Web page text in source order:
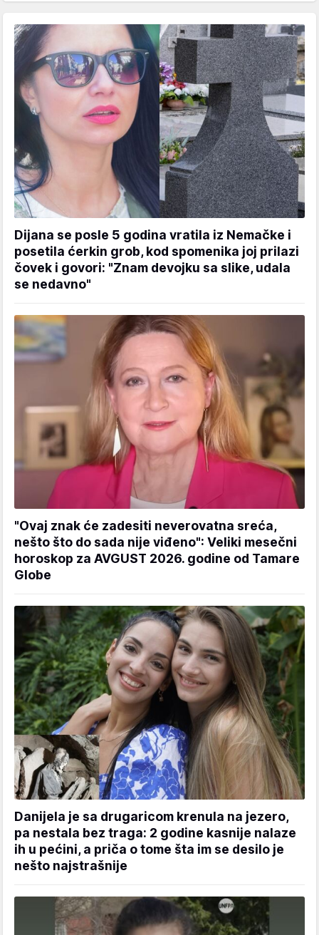
Dijana se posle 5 godina vratila iz Nemačke i
posetila ćerkin grob, kod spomenika joj prilazi
čovek i govori: "Znam devojku sa slike, udala
se nedavno"
"Ovaj znak će zadesiti neverovatna sreća,
nešto što do sada nije viđeno": Veliki mesečni
horoskop za AVGUST 2026. godine od Tamare
Globe
Danijela je sa drugaricom krenula na jezero,
pa nestala bez traga: 2 godine kasnije nalaze
ih u pećini, a priča o tome šta im se desilo je
nešto najstrašnije